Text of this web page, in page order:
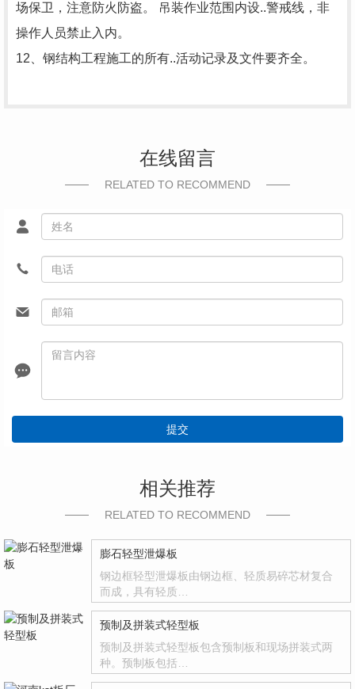
场保卫，注意防火防盗。 吊装作业范围内设..警戒线，非
操作人员禁止入内。
12、钢结构工程施工的所有..活动记录及文件要齐全。
在线留言
RELATED TO RECOMMEND
提交
相关推荐
RELATED TO RECOMMEND
膨石轻型泄爆板
钢边框轻型泄爆板由钢边框、轻质易碎芯材复合
而成，具有轻质…
预制及拼装式轻型板
预制及拼装式轻型板包含预制板和现场拼装式两
种。预制板包括…